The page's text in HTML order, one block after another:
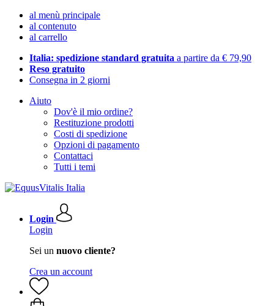
al menù principale
al contenuto
al carrello
Italia: spedizione standard gratuita a partire da € 79,90
Reso gratuito
Consegna in 2 giorni
Aiuto
Dov'è il mio ordine?
Restituzione prodotti
Costi di spedizione
Opzioni di pagamento
Contattaci
Tutti i temi
Login
Login
Sei un nuovo cliente?
Crea un account